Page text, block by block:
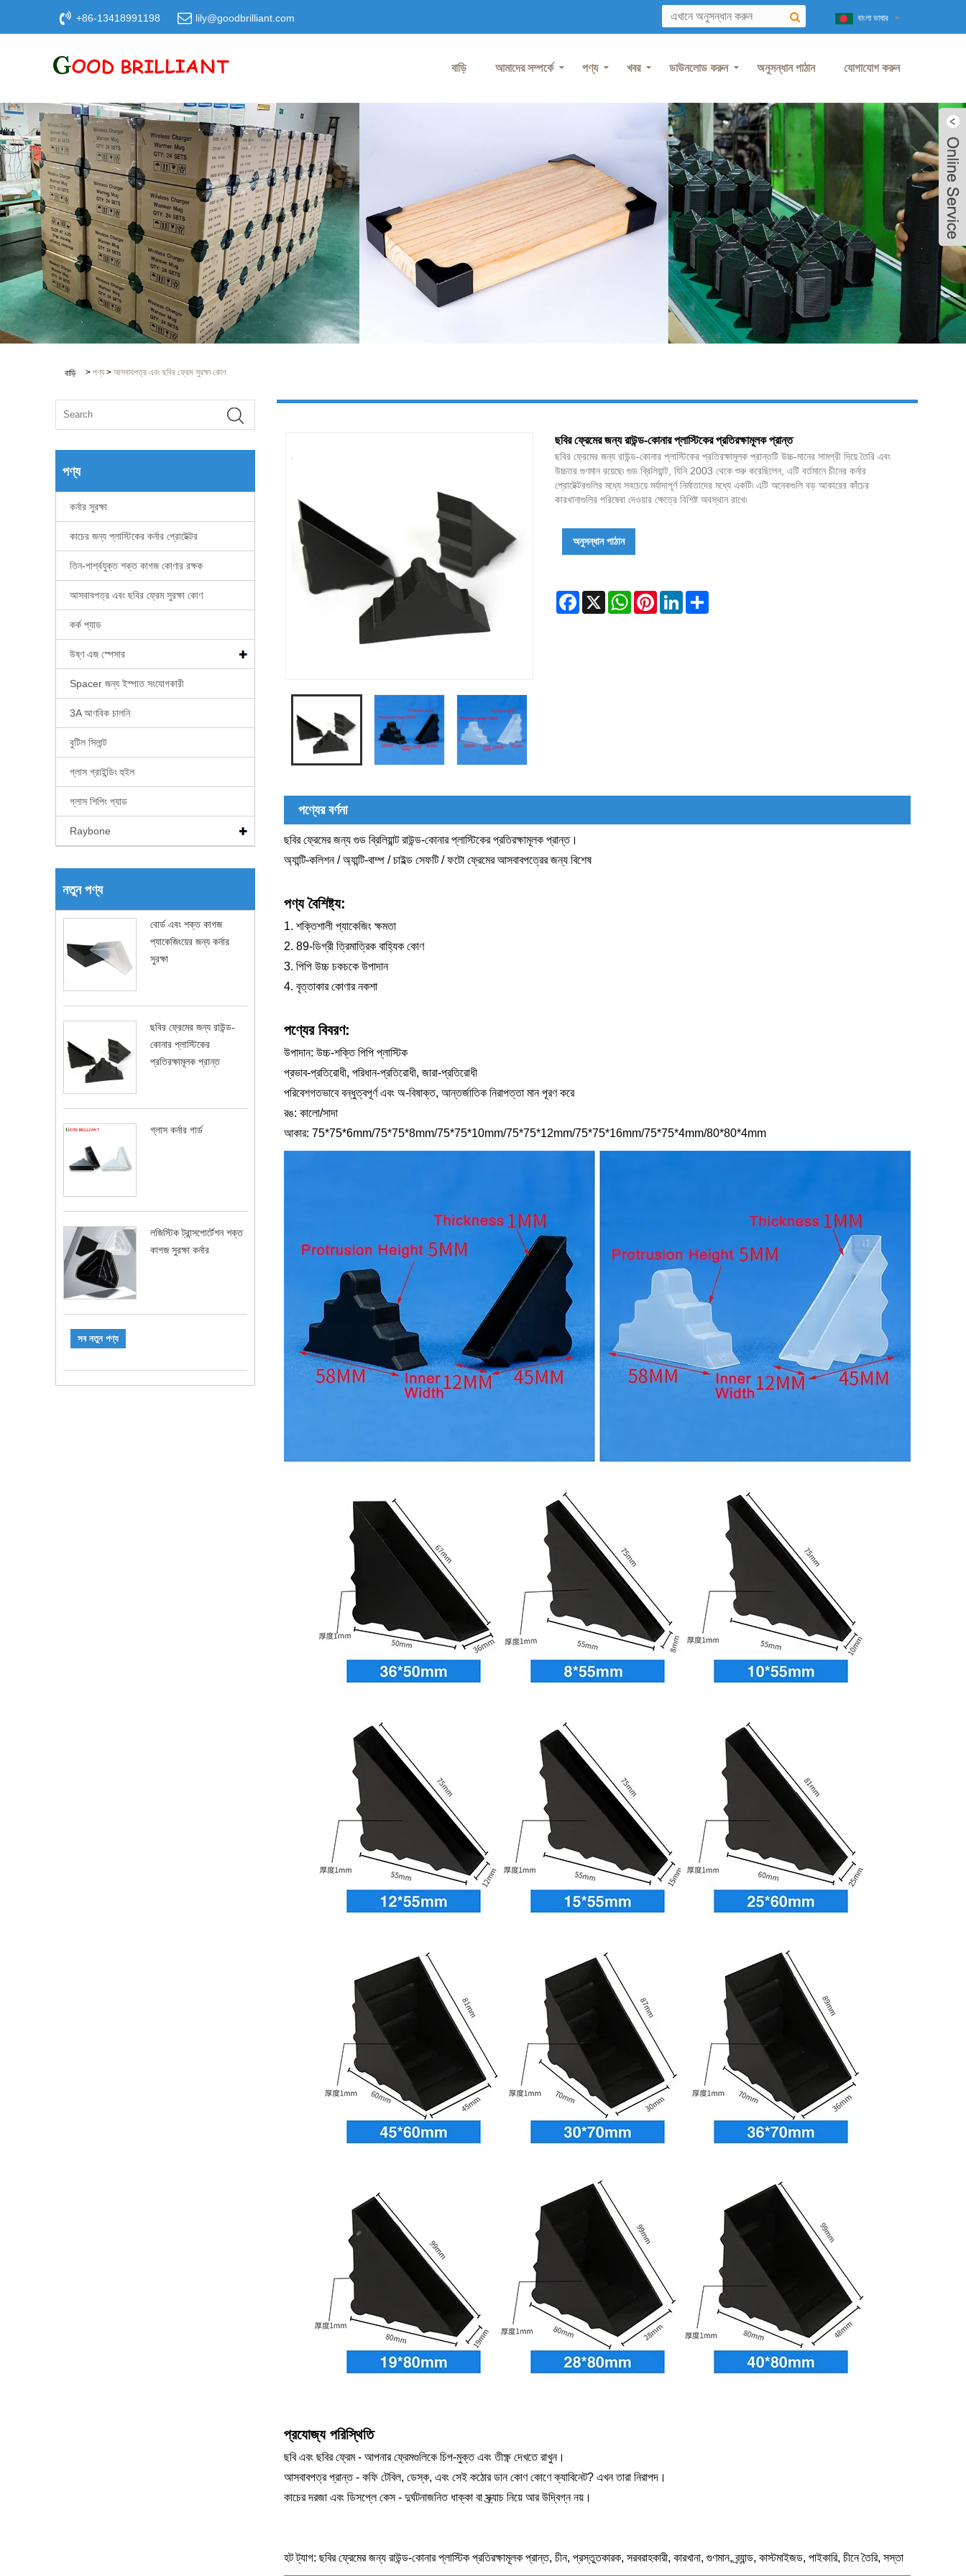
+86-13418991198 lily@goodbrilliant.com বাংলা ভাষার
বাড়ি আমাদের সম্পর্কে পণ্য খবর ডাউনলোড করুন অনুসন্ধান পাঠান যোগাযোগ করুন
বাড়ি > পণ্য > আসবাবপত্র এবং ছবির ফ্রেম সুরক্ষা কোণ
পণ্য
কর্নার সুরক্ষা
কাচের জন্য প্লাস্টিকের কর্নার প্রোটেক্টর
তিন-পার্শ্বযুক্ত শক্ত কাগজ কোণার রক্ষক
আসবাবপত্র এবং ছবির ফ্রেম সুরক্ষা কোণ
কর্ক প্যাড
উষ্ণ এজ স্পেসার
Spacer জন্য ইস্পাত সংযোগকারী
3A আণবিক চালনি
বুটিল সিলান্ট
গ্লাস গ্রাইন্ডিং হুইল
গ্লাস শিপিং প্যাড
Raybone
নতুন পণ্য
বোর্ড এবং শক্ত কাগজ
প্যাকেজিংয়ের জন্য কর্নার
সুরক্ষা
ছবির ফ্রেমের জন্য রাউন্ড-
কোনার প্লাস্টিকের
প্রতিরক্ষামূলক প্রান্ত
গ্লাস কর্নার গার্ড
লজিস্টিক ট্রান্সপোর্টেশন শক্ত
কাগজ সুরক্ষা কর্নার
সব নতুন পণ্য
ছবির ফ্রেমের জন্য রাউন্ড-কোনার প্লাস্টিকের প্রতিরক্ষামূলক প্রান্ত
ছবির ফ্রেমের জন্য রাউন্ড-কোনার প্লাস্টিকের প্রতিরক্ষামূলক প্রান্তটি উচ্চ-মানের সামগ্রী দিয়ে তৈরি এবং
উচ্চতর গুণমান রয়েছে৷ গুড ব্রিলিয়ান্ট, যিনি 2003 থেকে শুরু করেছিলেন, এটি বর্তমানে চীনের কর্নার
প্রোটেক্টরগুলির মধ্যে সবচেয়ে মর্যাদাপূর্ণ নির্মাতাদের মধ্যে একটি৷ এটি অনেকগুলি বড় আকারের কাঁচের
কারখানাগুলির পরিষেবা দেওয়ার ক্ষেত্রে বিশিষ্ট অবস্থান রাখে৷
অনুসন্ধান পাঠান
Facebook
X WhatsAppPinterestLinkedInShare
পণ্যের বর্ণনা
ছবির ফ্রেমের জন্য গুড ব্রিলিয়ান্ট রাউন্ড-কোনার প্লাস্টিকের প্রতিরক্ষামূলক প্রান্ত।
অ্যান্টি-কলিশন / অ্যান্টি-বাম্প / চাইল্ড সেফটি / ফটো ফ্রেমের আসবাবপত্রের জন্য বিশেষ
পণ্য বৈশিষ্ট্য:
1. শক্তিশালী প্যাকেজিং ক্ষমতা
2. 89-ডিগ্রী ত্রিমাত্রিক বাহ্যিক কোণ
3. পিপি উচ্চ চকচকে উপাদান
4. বৃত্তাকার কোণার নকশা
পণ্যের বিবরণ:
উপাদান: উচ্চ-শক্তি পিপি প্লাস্টিক
প্রভাব-প্রতিরোধী, পরিধান-প্রতিরোধী, জারা-প্রতিরোধী
পরিবেশগতভাবে বন্ধুত্বপূর্ণ এবং অ-বিষাক্ত, আন্তর্জাতিক নিরাপত্তা মান পূরণ করে
রঙ: কালো/সাদা
আকার: 75*75*6mm/75*75*8mm/75*75*10mm/75*75*12mm/75*75*16mm/75*75*4mm/80*80*4mm
প্রযোজ্য পরিস্থিতি
ছবি এবং ছবির ফ্রেম - আপনার ফ্রেমগুলিকে চিপ-মুক্ত এবং তীক্ষ্ণ দেখতে রাখুন।
আসবাবপত্র প্রান্ত - কফি টেবিল, ডেস্ক, এবং সেই কঠোর ডান কোণ কোণে ক্যাবিনেট? এখন তারা নিরাপদ।
কাচের দরজা এবং ডিসপ্লে কেস - দুর্ঘটনাজনিত ধাক্কা বা স্ক্র্যাচ নিয়ে আর উদ্বিগ্ন নয়।
হট ট্যাগ: ছবির ফ্রেমের জন্য রাউন্ড-কোনার প্লাস্টিক প্রতিরক্ষামূলক প্রান্ত, চীন, প্রস্তুতকারক, সরবরাহকারী, কারখানা, গুণমান, ব্র্যান্ড, কাস্টমাইজড, পাইকারি, চীনে তৈরি, সস্তা